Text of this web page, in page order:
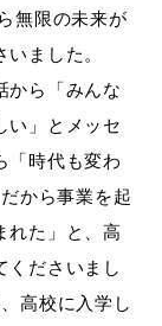
無限の未来が
ました。
から「みんな
い」とメッセ
「時代も変わ
から事業を起
れた」と、高
くださいまし
高校に入学し